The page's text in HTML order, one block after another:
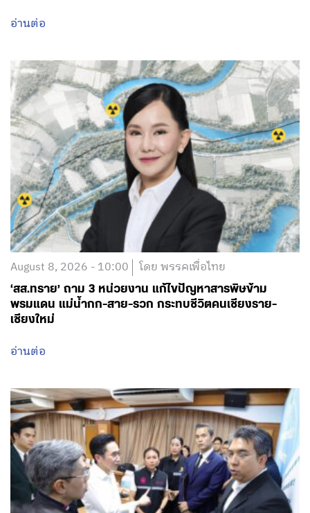
อ่านต่อ
August 8, 2026 - 10:00 โดย พรรคเพื่อไทย
‘สส.ทราย’ ถาม 3 หน่วยงาน แก้ไขปัญหาสารพิษข้าม
พรมแดน แม่น้ำกก-สาย-รวก กระทบชีวิตคนเชียงราย-
เชียงใหม่
อ่านต่อ